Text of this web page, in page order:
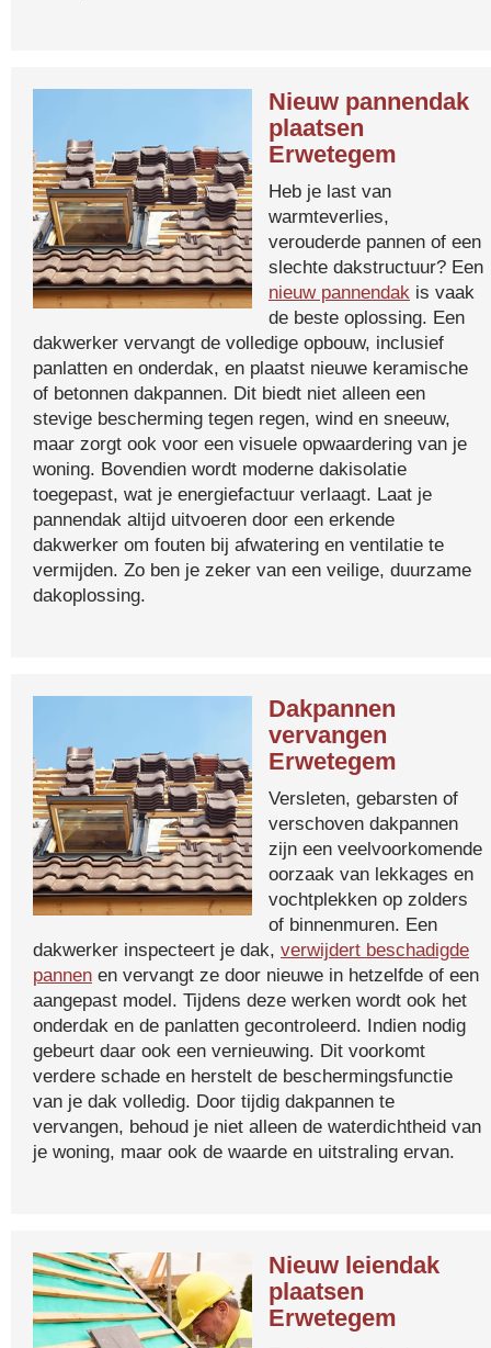
Nieuw pannendak
plaatsen
Erwetegem
Heb je last van
warmteverlies,
verouderde pannen of een
slechte dakstructuur? Een
nieuw pannendak is vaak
de beste oplossing. Een
dakwerker vervangt de volledige opbouw, inclusief
panlatten en onderdak, en plaatst nieuwe keramische
of betonnen dakpannen. Dit biedt niet alleen een
stevige bescherming tegen regen, wind en sneeuw,
maar zorgt ook voor een visuele opwaardering van je
woning. Bovendien wordt moderne dakisolatie
toegepast, wat je energiefactuur verlaagt. Laat je
pannendak altijd uitvoeren door een erkende
dakwerker om fouten bij afwatering en ventilatie te
vermijden. Zo ben je zeker van een veilige, duurzame
dakoplossing.
Dakpannen
vervangen
Erwetegem
Versleten, gebarsten of
verschoven dakpannen
zijn een veelvoorkomende
oorzaak van lekkages en
vochtplekken op zolders
of binnenmuren. Een
dakwerker inspecteert je dak, verwijdert beschadigde
pannen en vervangt ze door nieuwe in hetzelfde of een
aangepast model. Tijdens deze werken wordt ook het
onderdak en de panlatten gecontroleerd. Indien nodig
gebeurt daar ook een vernieuwing. Dit voorkomt
verdere schade en herstelt de beschermingsfunctie
van je dak volledig. Door tijdig dakpannen te
vervangen, behoud je niet alleen de waterdichtheid van
je woning, maar ook de waarde en uitstraling ervan.
Nieuw leiendak
plaatsen
Erwetegem